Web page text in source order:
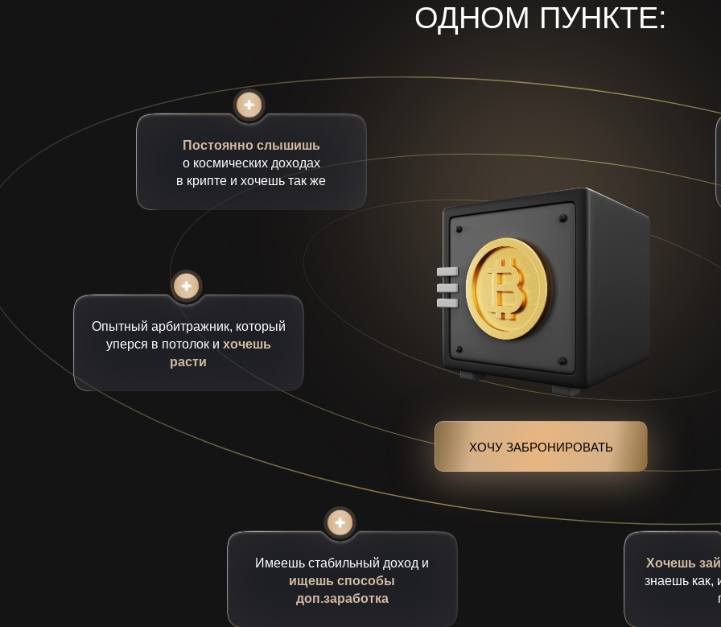
ХОЧУ ЗАБРОНИРОВАТЬ
Постоянно слышишь
о космических доходах
в крипте и хочешь так же
Опытный арбитражник, который
уперся в потолок и хочешь
расти
Имеешь стабильный доход и
ищешь способы
доп.заработка
Хочешь
знаешь как,
ОДНОМ ПУНКТЕ: